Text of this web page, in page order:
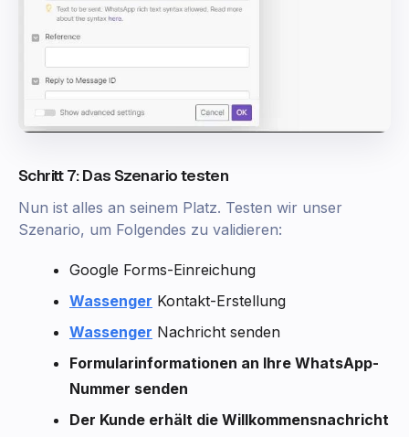
Schritt 7: Das Szenario testen
Nun ist alles an seinem Platz. Testen wir unser
Szenario, um Folgendes zu validieren:
Google Forms-Einreichung
Wassenger Kontakt-Erstellung
Wassenger Nachricht senden
Formularinformationen an Ihre WhatsApp-
Nummer senden
Der Kunde erhält die Willkommensnachricht